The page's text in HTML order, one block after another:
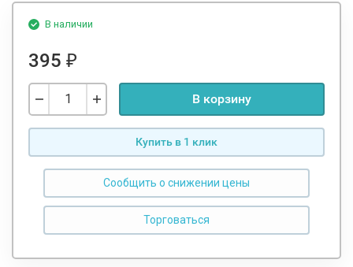
В наличии
395 ₽
В корзину
Купить в 1 клик
Сообщить о снижении цены